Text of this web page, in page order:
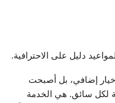
دليل على الاحترافية.
إضافي، بل أصبحت
لكل سائق. هي الخدمة